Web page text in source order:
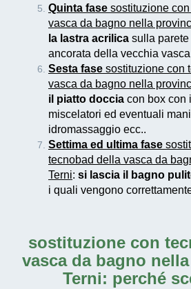
Quinta fase sostituzione
vasca da bagno nella
la lastra acrilica sulla
ancorata della vecchia vasca
Sesta fase sostituzione con
vasca da bagno nella
il piatto doccia con box con
miscelatori ed eventuali
idromassaggio ecc..
Settima ed ultima fase
tecnobad della vasca da
Terni: si lascia il bagno
i quali vengono
sostituzione con
vasca da bagno
Terni: perché